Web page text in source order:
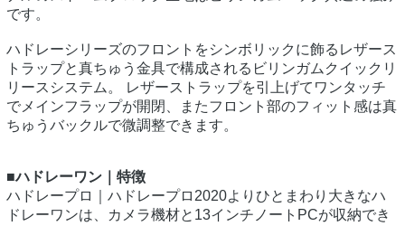
です。
ハドレーシリーズのフロントをシンボリックに飾るレザース
トラップと真ちゅう金具で構成されるビリンガムクイックリ
リースシステム。 レザーストラップを引上げてワンタッチ
でメインフラップが開閉、またフロント部のフィット感は真
ちゅうバックルで微調整できます。
■ハドレーワン｜特徴
ハドレープロ｜ハドレープロ2020よりひとまわり大きなハ
ドレーワンは、カメラ機材と13インチノートPCが収納でき